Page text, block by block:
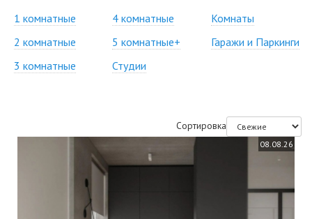
1 комнатные
2 комнатные
3 комнатные
4 комнатные
5 комнатные+
Студии
Комнаты
Гаражи и Паркинги
Сортировка
08.08.26